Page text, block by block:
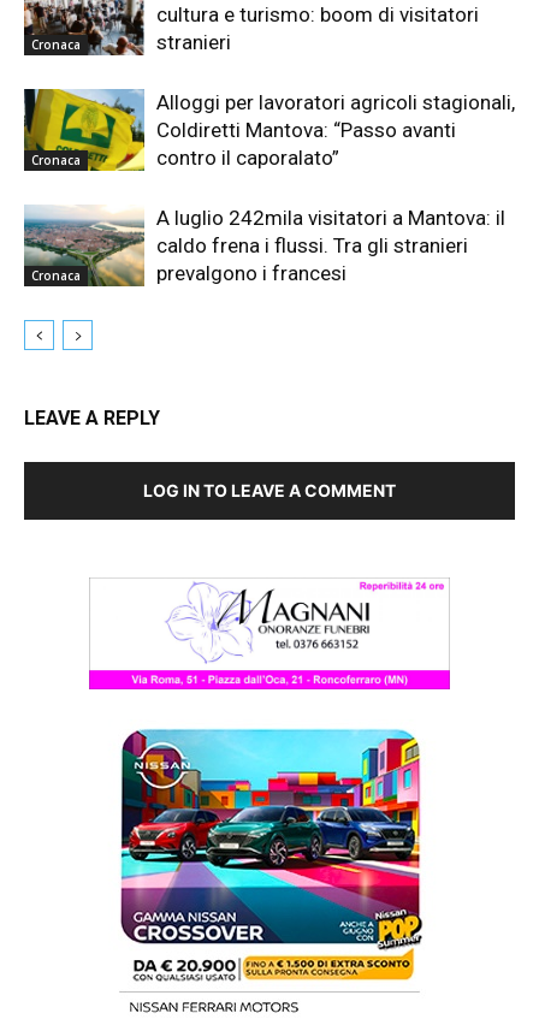
Cronaca
cultura e turismo: boom di visitatori
stranieri
Cronaca
Alloggi per lavoratori agricoli stagionali,
Coldiretti Mantova: “Passo avanti
contro il caporalato”
Cronaca
A luglio 242mila visitatori a Mantova: il
caldo frena i flussi. Tra gli stranieri
prevalgono i francesi
LEAVE A REPLY
LOG IN TO LEAVE A COMMENT